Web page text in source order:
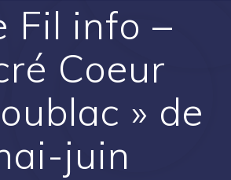
Fil info –
Coeur
» de
juin